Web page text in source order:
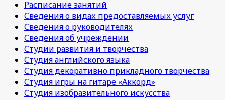
Расписание занятий
Сведения о видах предоставляемых услуг
Сведения о руководителях
Сведения об учреждении
Студии развития и творчества
Студия английского языка
Студия декоративно прикладного творчества
Студия игры на гитаре «Аккорд»
Студия изобразительного искусства